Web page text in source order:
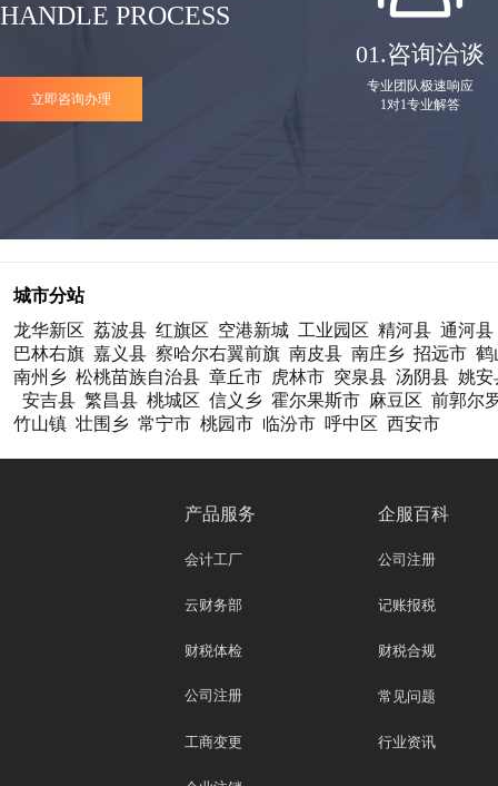
HANDLE PROCESS
立即咨询办理
01.咨询洽谈
专业团队极速响应
1对1专业解答
城市分站
龙华新区 荔波县 红旗区 空港新城 工业园区 精河县 通河县
巴林右旗 嘉义县 察哈尔右翼前旗 南皮县 南庄乡 招远市 鹤
南州乡 松桃苗族自治县 章丘市 虎林市 突泉县 汤阴县 姚安
安吉县 繁昌县 桃城区 信义乡 霍尔果斯市 麻豆区 前郭尔
竹山镇 壮围乡 常宁市 桃园市 临汾市 呼中区 西安市
产品服务
会计工厂
云财务部
财税体检
公司注册
工商变更
企服百科
公司注册
记账报税
财税合规
常见问题
行业资讯